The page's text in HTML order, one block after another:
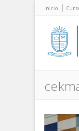
Inicio